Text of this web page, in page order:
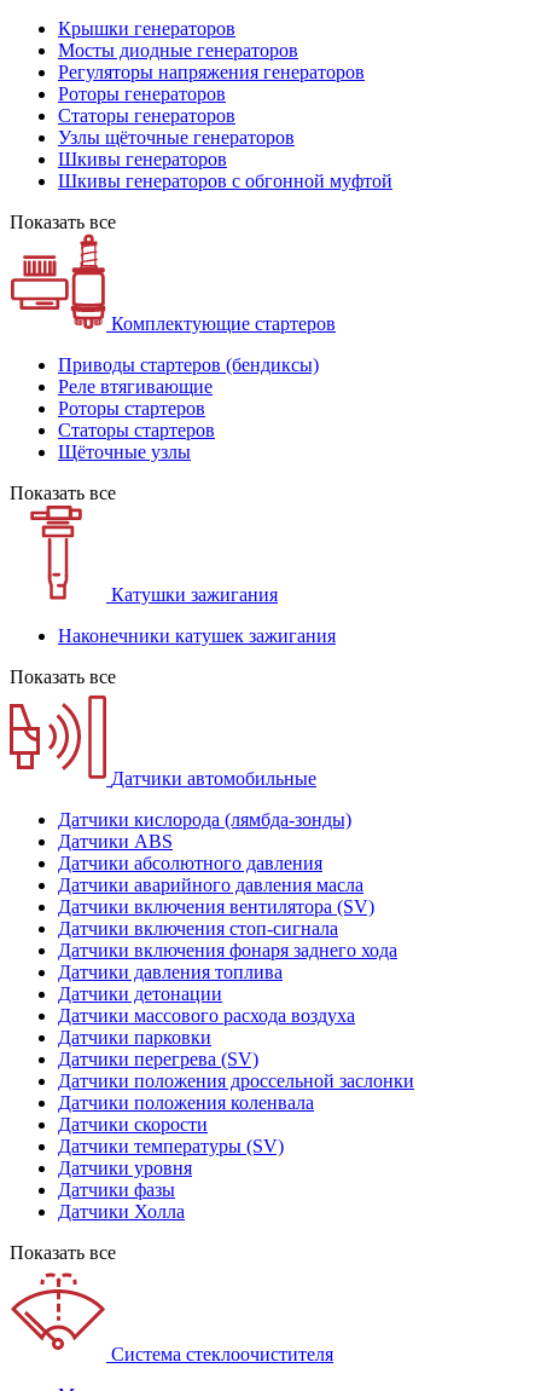
Крышки генераторов
Мосты диодные генераторов
Регуляторы напряжения генераторов
Роторы генераторов
Статоры генераторов
Узлы щёточные генераторов
Шкивы генераторов
Шкивы генераторов с обгонной муфтой
Показать все
Комплектующие стартеров
Приводы стартеров (бендиксы)
Реле втягивающие
Роторы стартеров
Статоры стартеров
Щёточные узлы
Показать все
Катушки зажигания
Наконечники катушек зажигания
Показать все
Датчики автомобильные
Датчики кислорода (лямбда-зонды)
Датчики ABS
Датчики абсолютного давления
Датчики аварийного давления масла
Датчики включения вентилятора (SV)
Датчики включения стоп-сигнала
Датчики включения фонаря заднего хода
Датчики давления топлива
Датчики детонации
Датчики массового расхода воздуха
Датчики парковки
Датчики перегрева (SV)
Датчики положения дроссельной заслонки
Датчики положения коленвала
Датчики скорости
Датчики температуры (SV)
Датчики уровня
Датчики фазы
Датчики Холла
Показать все
Система стеклоочистителя